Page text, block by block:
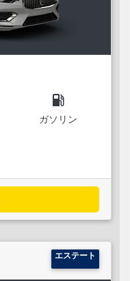
local_gas_station
ガソリン
エステート